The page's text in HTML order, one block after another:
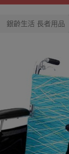
銀齡生活 長者用品